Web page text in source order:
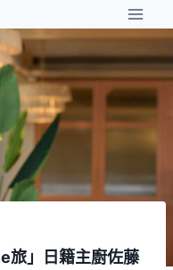
旅」日籍主廚佐藤